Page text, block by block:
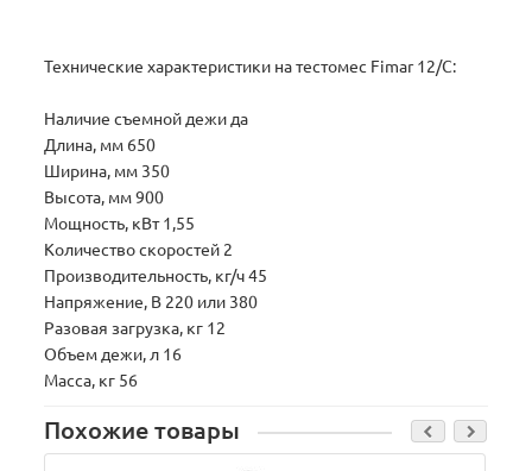
Технические характеристики на тестомес Fimar 12/C:
Наличие съемной дежи да
Длина, мм 650
Ширина, мм 350
Высота, мм 900
Мощность, кВт 1,55
Количество скоростей 2
Производительность, кг/ч 45
Напряжение, В 220 или 380
Разовая загрузка, кг 12
Объем дежи, л 16
Масса, кг 56
Похожие товары